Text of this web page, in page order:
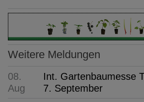
Weitere Meldungen
08.
Aug
Int. Gartenbaumesse
7. September